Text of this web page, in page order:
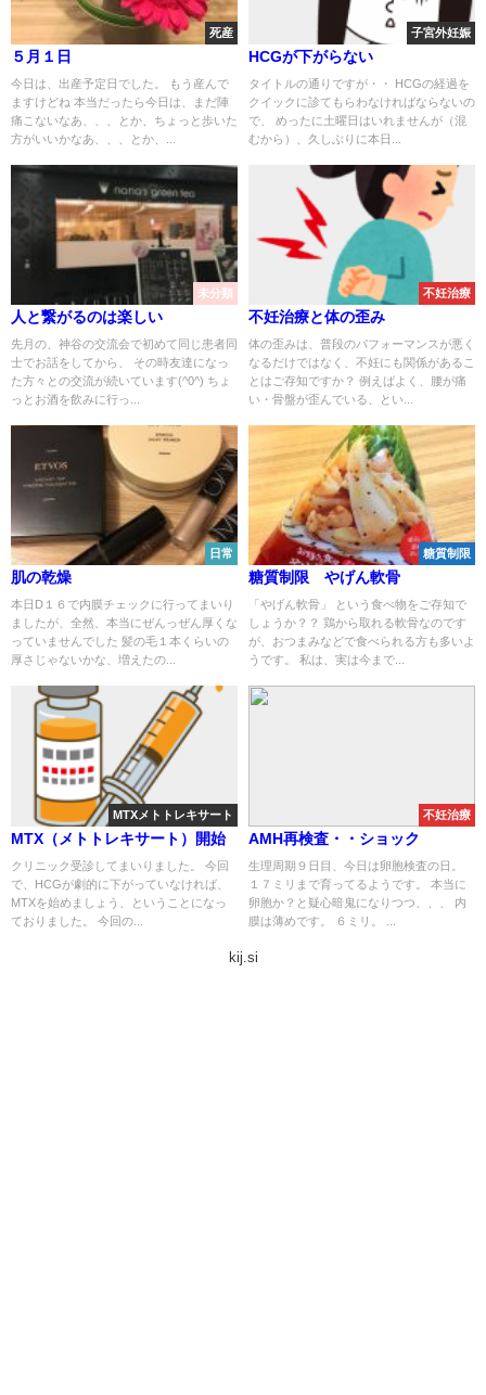
死産
５月１日
今日は、出産予定日でした。 もう産んで
ますけどね 本当だったら今日は、まだ陣
痛こないなあ、、、とか、ちょっと歩いた
方がいいかなあ、、、とか、...
子宮外妊娠
HCGが下がらない
タイトルの通りですが・・ HCGの経過を
クイックに診てもらわなければならないの
で、 めったに土曜日はいれませんが（混
むから）、久しぶりに本日...
未分類
人と繋がるのは楽しい
先月の、神谷の交流会で初めて同じ患者同
士でお話をしてから、 その時友達になっ
た方々との交流が続いています(^0^) ちょ
っとお酒を飲みに行っ...
不妊治療
不妊治療と体の歪み
体の歪みは、普段のパフォーマンスが悪く
なるだけではなく、不妊にも関係があるこ
とはご存知ですか？ 例えばよく、腰が痛
い・骨盤が歪んでいる、とい...
日常
肌の乾燥
本日D１６で内膜チェックに行ってまいり
ましたが、全然、本当にぜんっぜん厚くな
っていませんでした 髪の毛１本くらいの
厚さじゃないかな、増えたの...
糖質制限
糖質制限 やげん軟骨
「やげん軟骨」 という食べ物をご存知で
しょうか？？ 鶏から取れる軟骨なのです
が、おつまみなどで食べられる方も多いよ
うです。 私は、実は今まで...
MTXメトトレキサート
MTX（メトトレキサート）開始
クリニック受診してまいりました。 今回
で、HCGが劇的に下がっていなければ、
MTXを始めましょう、ということになっ
ておりました。 今回の...
不妊治療
AMH再検査・・ショック
生理周期９日目、今日は卵胞検査の日。
１７ミリまで育ってるようです。 本当に
卵胞か？と疑心暗鬼になりつつ、、、 内
膜は薄めです。 ６ミリ。 ...
kij.si